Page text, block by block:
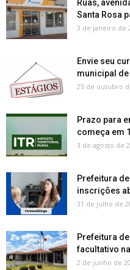
Ruas,
Santa Rosa
3 de janeiro de
Envie seu
municipal
25 de outubro
Prazo para
começa em
3 de agosto de
Prefeitura
inscrições
31 de julho de
Prefeitura
facultativo
2 de junho de